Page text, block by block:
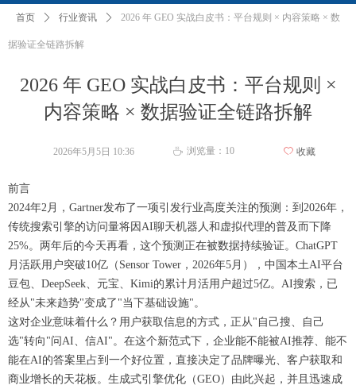
2026 年 GEO 实战白皮书：平台规则 ×
内容策略 × 数据验证全链路拆解
首页 ꄲ 行业资讯 ꄲ 2026 年 GEO 实战白皮书：平台规则 × 内容策略 × 数
据验证全链路拆解
前言
2024年2月，Gartner发布了一项引发行业高度关注的预测：到2026年，
传统搜索引擎的访问量将因AI聊天机器人和虚拟代理的普及而下降
25%。两年后的今天再看，这个预测正在被数据持续验证。ChatGPT
月活跃用户突破10亿（Sensor Tower，2026年5月），中国本土AI平台
豆包、DeepSeek、元宝、Kimi的累计月活用户超过5亿。AI搜索，已
经从"未来趋势"变成了"当下基础设施"。
这对企业意味着什么？用户获取信息的方式，正从"自己搜、自己
选"转向"问AI、信AI"。在这个新范式下，企业能不能被AI推荐、能不
能在AI的答案里占到一个好位置，直接决定了品牌曝光、客户获取和
商业增长的天花板。生成式引擎优化（GEO）由此兴起，并且迅速成
2026年5月5日 10:36 ꄘ 浏览量： 10 ꄀ 收藏